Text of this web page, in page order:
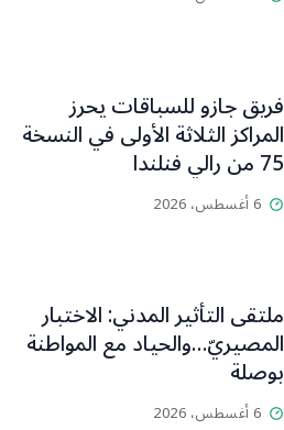
فريق جازو للسباقات يحرز
المراكز الثلاثة الأولى في النسخة
75 من رالي فنلندا
6 أغسطس، 2026
ملتقى التأثير المدني: الاختبار
المصيريّ…والحياد مع المواطنة
بوصلة
6 أغسطس، 2026